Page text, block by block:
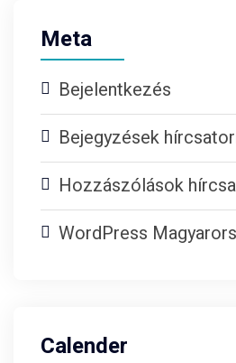
Meta
Bejelentkezés
Bejegyzések
Hozzászólások
WordPress
Calender